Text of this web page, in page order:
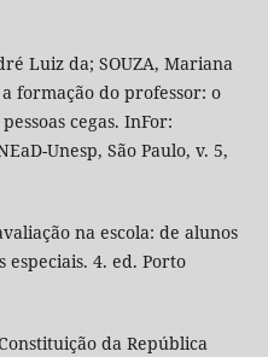
Luiz da; SOUZA, Mariana
formação do professor: o
cegas. InFor:
Unesp, São Paulo, v. 5,
na escola: de alunos
especiais. 4. ed. Porto
da República